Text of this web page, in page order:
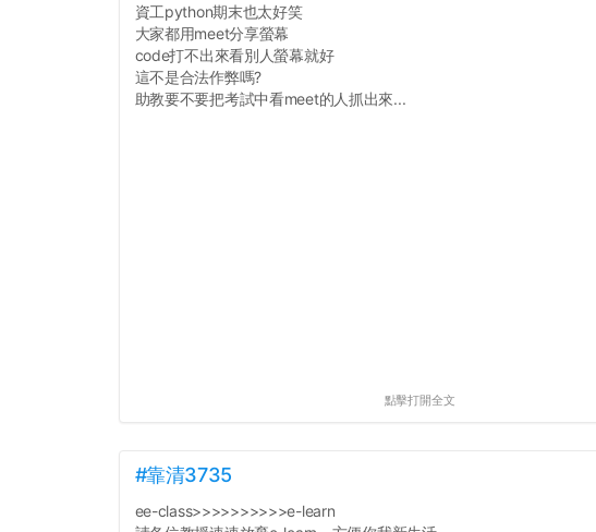
資工python期末也太好笑
大家都用meet分享螢幕
code打不出來看別人螢幕就好
這不是合法作弊嗎?
助教要不要把考試中看meet的人抓出來...
點擊打開全文
#靠清3735
ee-class>>>>>>>>>>e-learn